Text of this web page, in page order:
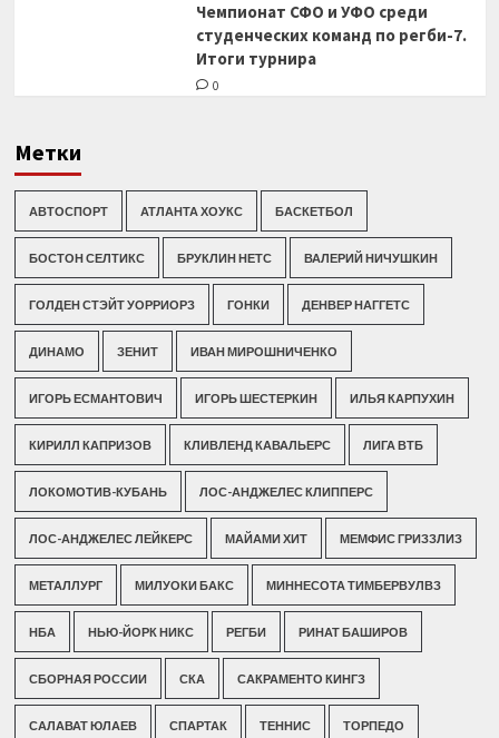
Чемпионат СФО и УФО среди
студенческих команд по регби-7.
Итоги турнира
0
Метки
АВТОСПОРТ АТЛАНТА ХОУКС БАСКЕТБОЛ
БОСТОН СЕЛТИКС БРУКЛИН НЕТС ВАЛЕРИЙ НИЧУШКИН
ГОЛДЕН СТЭЙТ УОРРИОРЗ ГОНКИ ДЕНВЕР НАГГЕТС
ДИНАМО ЗЕНИТ ИВАН МИРОШНИЧЕНКО
ИГОРЬ ЕСМАНТОВИЧ ИГОРЬ ШЕСТЕРКИН ИЛЬЯ КАРПУХИН
КИРИЛЛ КАПРИЗОВ КЛИВЛЕНД КАВАЛЬЕРС ЛИГА ВТБ
ЛОКОМОТИВ-КУБАНЬ ЛОС-АНДЖЕЛЕС КЛИППЕРС
ЛОС-АНДЖЕЛЕС ЛЕЙКЕРС МАЙАМИ ХИТ МЕМФИС ГРИЗЗЛИЗ
МЕТАЛЛУРГ МИЛУОКИ БАКС МИННЕСОТА ТИМБЕРВУЛВЗ
НБА НЬЮ-ЙОРК НИКС РЕГБИ РИНАТ БАШИРОВ
СБОРНАЯ РОССИИ СКА САКРАМЕНТО КИНГЗ
САЛАВАТ ЮЛАЕВ СПАРТАК ТЕННИС ТОРПЕДО